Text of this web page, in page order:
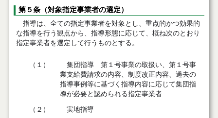
第５条（対象指定事業者の選定）
指導は、全ての指定事業者を対象とし、重点的かつ効果的
な指導を行う観点から、指導形態に応じて、概ね次のとおり
指定事業者を選定して行うものとする。
（１）
集団指導 第１号事業の取扱い、第１号事
業支給費請求の内容、制度改正内容、過去の
指導事例等に基づく指導内容に応じて集団指
導が必要と認められる指定事業者
（２） 実地指導